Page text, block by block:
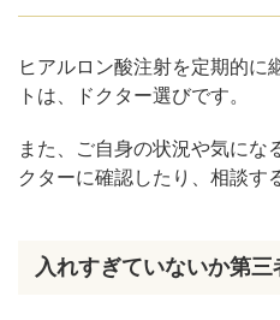
ヒアルロン酸注射を定期的に
トは、ドクター選びです。
また、ご自身の状況や気にな
クターに確認したり、相談す
入れすぎていないか第三